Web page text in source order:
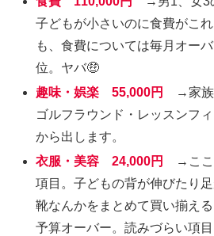
子どもが小さいのに食費がこ
も、食費については毎月オー
位。ヤバ🤑
趣味・娯楽 55,000円
→家族
ゴルフラウンド・レッスンフ
から出します。
衣服・美容 24,000円
→ここ
項目。子どもの背が伸びたり
靴なんかをまとめて買い揃え
予算オーバー。読みづらい項目